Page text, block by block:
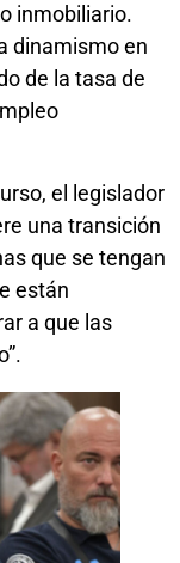
inmobiliario.
dinamismo en
de la tasa de
el legislador
una transición
que se tengan
están
a que las